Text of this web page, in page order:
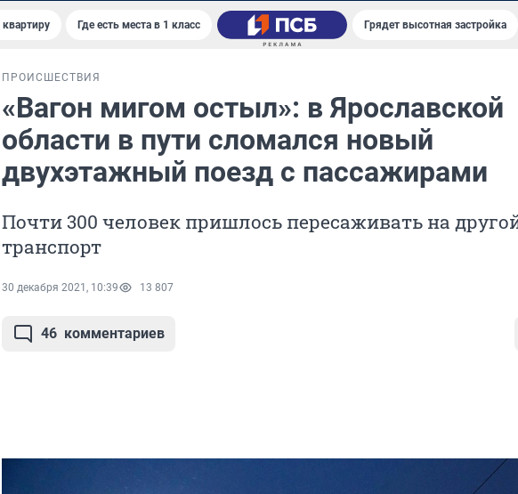
Где есть места в 1 класс Грядет высотная застройка
ПРОИСШЕСТВИЯ
«Вагон мигом остыл»: в Ярославской
области в пути сломался новый
двухэтажный поезд с пассажирами
Почти 300 человек пришлось пересаживать на
транспорт
30 декабря 2021, 10:39 13 807
46 комментариев